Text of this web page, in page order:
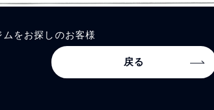
をお探しのお客様
戻る